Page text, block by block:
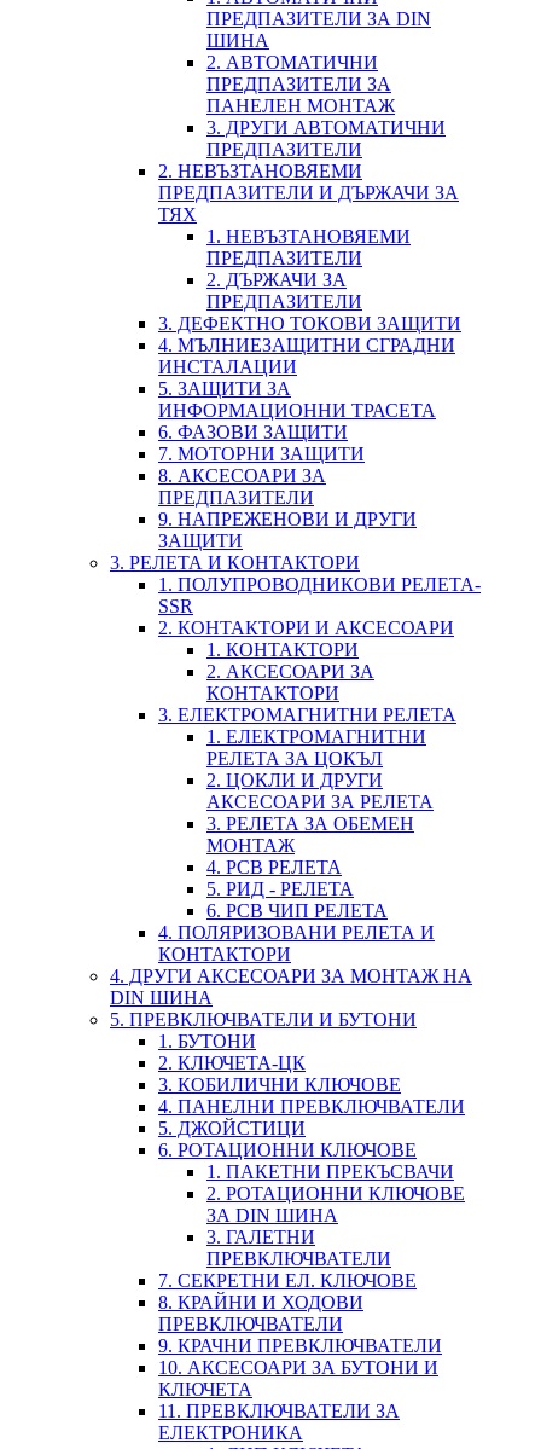
ПРЕДПАЗИТЕЛИ ЗА DIN
ШИНА
2. АВТОМАТИЧНИ
ПРЕДПАЗИТЕЛИ ЗА
ПАНЕЛЕН МОНТАЖ
3. ДРУГИ АВТОМАТИЧНИ
ПРЕДПАЗИТЕЛИ
2. НЕВЪЗТАНОВЯЕМИ
ПРЕДПАЗИТЕЛИ И ДЪРЖАЧИ ЗА
ТЯХ
1. НЕВЪЗТАНОВЯЕМИ
ПРЕДПАЗИТЕЛИ
2. ДЪРЖАЧИ ЗА
ПРЕДПАЗИТЕЛИ
3. ДЕФЕКТНО ТОКОВИ ЗАЩИТИ
4. МЪЛНИЕЗАЩИТНИ СГРАДНИ
ИНСТАЛАЦИИ
5. ЗАЩИТИ ЗА
ИНФОРМАЦИОННИ ТРАСЕТА
6. ФАЗОВИ ЗАЩИТИ
7. МОТОРНИ ЗАЩИТИ
8. АКСЕСОАРИ ЗА
ПРЕДПАЗИТЕЛИ
9. НАПРЕЖЕНОВИ И ДРУГИ
ЗАЩИТИ
3. РЕЛЕТА И КОНТАКТОРИ
1. ПОЛУПРОВОДНИКОВИ РЕЛЕТА-
SSR
2. КОНТАКТОРИ И АКСЕСОАРИ
1. КОНТАКТОРИ
2. АКСЕСОАРИ ЗА
КОНТАКТОРИ
3. ЕЛЕКТРОМАГНИТНИ РЕЛЕТА
1. ЕЛЕКТРОМАГНИТНИ
РЕЛЕТА ЗА ЦОКЪЛ
2. ЦОКЛИ И ДРУГИ
АКСЕСОАРИ ЗА РЕЛЕТА
3. РЕЛЕТА ЗА ОБЕМЕН
МОНТАЖ
4. PCB РЕЛЕТА
5. РИД - РЕЛЕТА
6. PCB ЧИП РЕЛЕТА
4. ПОЛЯРИЗОВАНИ РЕЛЕТА И
КОНТАКТОРИ
4. ДРУГИ АКСЕСОАРИ ЗА МОНТАЖ НА
DIN ШИНА
5. ПРЕВКЛЮЧВАТЕЛИ И БУТОНИ
1. БУТОНИ
2. КЛЮЧЕТА-ЦК
3. КОБИЛИЧНИ КЛЮЧОВЕ
4. ПАНЕЛНИ ПРЕВКЛЮЧВАТЕЛИ
5. ДЖОЙСТИЦИ
6. РОТАЦИОННИ КЛЮЧОВЕ
1. ПАКЕТНИ ПРЕКЪСВАЧИ
2. РОТАЦИОННИ КЛЮЧОВЕ
ЗА DIN ШИНА
3. ГАЛЕТНИ
ПРЕВКЛЮЧВАТЕЛИ
7. СЕКРЕТНИ ЕЛ. КЛЮЧОВЕ
8. КРАЙНИ И ХОДОВИ
ПРЕВКЛЮЧВАТЕЛИ
9. КРАЧНИ ПРЕВКЛЮЧВАТЕЛИ
10. АКСЕСОАРИ ЗА БУТОНИ И
КЛЮЧЕТА
11. ПРЕВКЛЮЧВАТЕЛИ ЗА
ЕЛЕКТРОНИКА